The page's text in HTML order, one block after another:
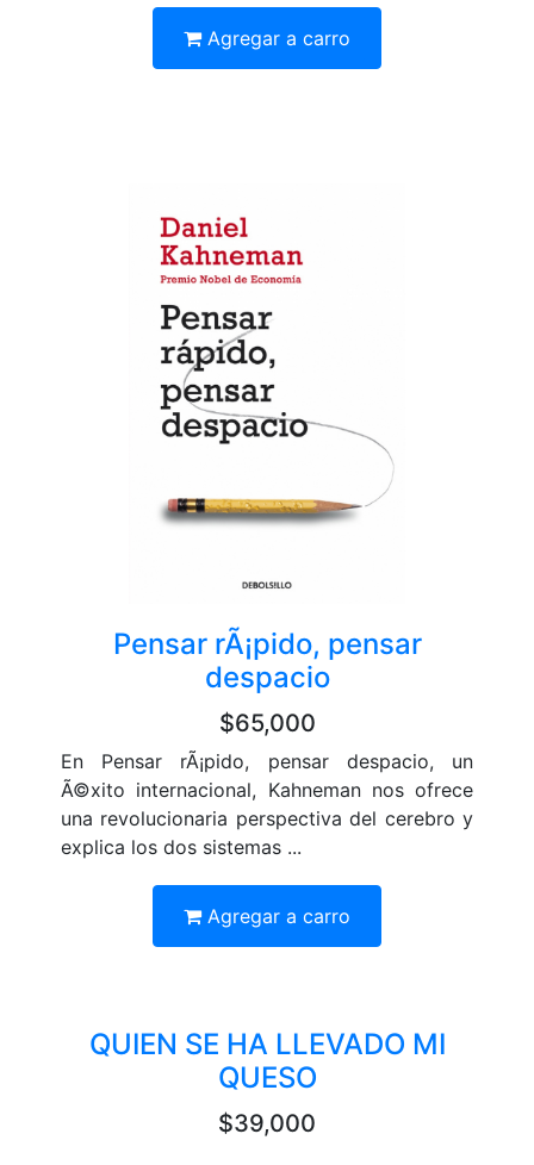
Agregar a carro
Pensar rÃ¡pido, pensar
despacio
$65,000
En Pensar rÃ¡pido, pensar despacio, un
Ã©xito internacional, Kahneman nos ofrece
una revolucionaria perspectiva del cerebro y
explica los dos sistemas ...
Agregar a carro
QUIEN SE HA LLEVADO MI
QUESO
$39,000